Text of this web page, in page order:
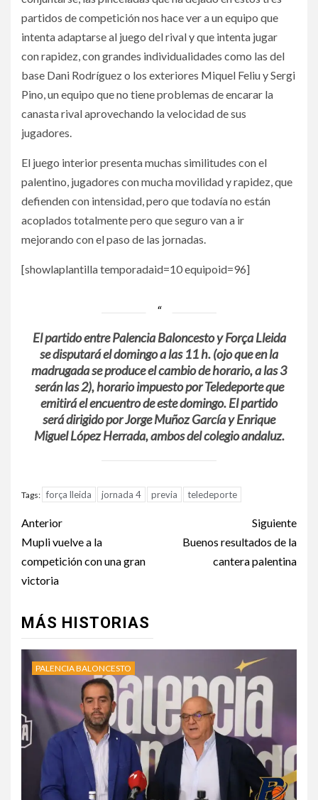
partidos de competición nos hace ver a un equipo que
intenta adaptarse al juego del rival y que intenta jugar
con rapidez, con grandes individualidades como las del
base Dani Rodríguez o los exteriores Miquel Feliu y Sergi
Pino, un equipo que no tiene problemas de encarar la
canasta rival aprovechando la velocidad de sus
jugadores.
El juego interior presenta muchas similitudes con el
palentino, jugadores con mucha movilidad y rapidez, que
defienden con intensidad, pero que todavía no están
acoplados totalmente pero que seguro van a ir
mejorando con el paso de las jornadas.
[showlaplantilla temporadaid=10 equipoid=96]
El partido entre Palencia Baloncesto y Força Lleida
se disputará el domingo a las 11 h. (ojo que en la
madrugada se produce el cambio de horario, a las 3
serán las 2), horario impuesto por Teledeporte que
emitirá el encuentro de este domingo. El partido
será dirigido por Jorge Muñoz García y Enrique
Miguel López Herrada, ambos del colegio andaluz.
Tags: força lleida jornada 4 previa teledeporte
Anterior
Mupli vuelve a la
competición con una gran
victoria
Siguiente
Buenos resultados de la
cantera palentina
MÁS HISTORIAS
PALENCIA BALONCESTO